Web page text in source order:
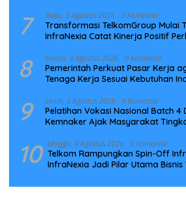
7 Rabu, 5 Agustus 2026 0 Komentar
Transformasi TelkomGroup Mulai
InfraNexia Catat Kinerja Positif
8 Selasa, 4 Agustus 2026 0 Komentar
Pemerintah Perkuat Pasar Kerja
Tenaga Kerja Sesuai Kebutuhan
9 Senin, 3 Agustus 2026 0 Komentar
Pelatihan Vokasi Nasional Batch 4
Kemnaker Ajak Masyarakat
10 Minggu, 9 Agustus 2026 0 Komentar
Telkom Rampungkan Spin-Off
InfraNexia Jadi Pilar Utama Bisnis